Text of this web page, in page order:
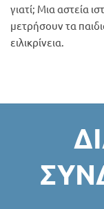
γιατί; Μια αστεία
μετρήσουν τα
ειλικρίνεια.